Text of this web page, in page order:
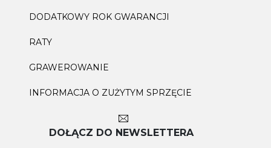
DODATKOWY ROK GWARANCJI
RATY
GRAWEROWANIE
INFORMACJA O ZUŻYTYM SPRZĘCIE
DOŁĄCZ DO NEWSLETTERA